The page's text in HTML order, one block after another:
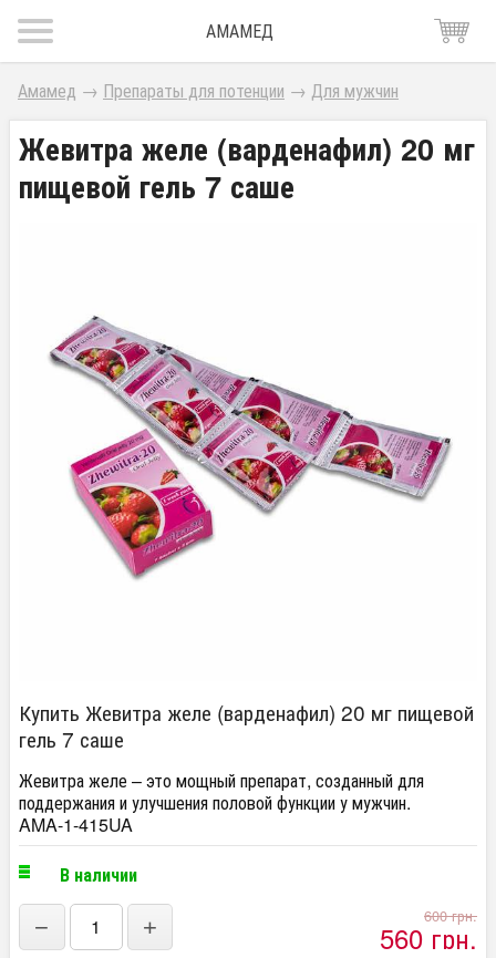
АМАМЕД
Амамед → Препараты для потенции → Для мужчин
Жевитра желе (варденафил) 20 мг
пищевой гель 7 саше
Купить Жевитра желе (варденафил) 20 мг пищевой
гель 7 саше
Жевитра желе – это мощный препарат, созданный для
поддержания и улучшения половой функции у мужчин.
AMA-1-415UA
В наличии
− + 600 грн.
560 грн.